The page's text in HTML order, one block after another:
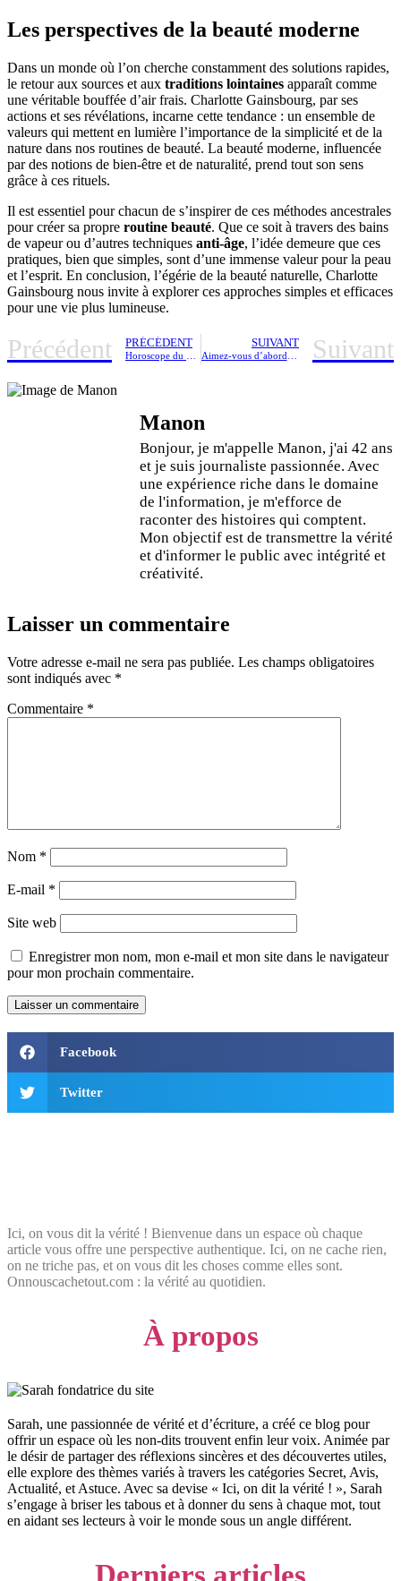
Les perspectives de la beauté moderne
Dans un monde où l’on cherche constamment des solutions rapides,
le retour aux sources et aux traditions lointaines apparaît comme
une véritable bouffée d’air frais. Charlotte Gainsbourg, par ses
actions et ses révélations, incarne cette tendance : un ensemble de
valeurs qui mettent en lumière l’importance de la simplicité et de la
nature dans nos routines de beauté. La beauté moderne, influencée
par des notions de bien-être et de naturalité, prend tout son sens
grâce à ces rituels.
Il est essentiel pour chacun de s’inspirer de ces méthodes ancestrales
pour créer sa propre routine beauté. Que ce soit à travers des bains
de vapeur ou d’autres techniques anti-âge, l’idée demeure que ces
pratiques, bien que simples, sont d’une immense valeur pour la peau
et l’esprit. En conclusion, l’égérie de la beauté naturelle, Charlotte
Gainsbourg nous invite à explorer ces approches simples et efficaces
pour une vie plus lumineuse.
Précédent PRÉCÉDENT SUIVANT Suivant
Manon
Bonjour, je m'appelle Manon, j'ai 42 ans
et je suis journaliste passionnée. Avec
une expérience riche dans le domaine
de l'information, je m'efforce de
raconter des histoires qui comptent.
Mon objectif est de transmettre la vérité
et d'informer le public avec intégrité et
créativité.
Laisser un commentaire
Votre adresse e-mail ne sera pas publiée. Les champs obligatoires
sont indiqués avec *
Commentaire *
Nom *
E-mail *
Site web
Enregistrer mon nom, mon e-mail et mon site dans le navigateur
pour mon prochain commentaire.
Facebook
Twitter
Ici, on vous dit la vérité ! Bienvenue dans un espace où chaque
article vous offre une perspective authentique. Ici, on ne cache rien,
on ne triche pas, et on vous dit les choses comme elles sont.
Onnouscachetout.com : la vérité au quotidien.
À propos
Sarah, une passionnée de vérité et d’écriture, a créé ce blog pour
offrir un espace où les non-dits trouvent enfin leur voix. Animée par
le désir de partager des réflexions sincères et des découvertes utiles,
elle explore des thèmes variés à travers les catégories Secret, Avis,
Actualité, et Astuce. Avec sa devise « Ici, on dit la vérité ! », Sarah
s’engage à briser les tabous et à donner du sens à chaque mot, tout
en aidant ses lecteurs à voir le monde sous un angle différent.